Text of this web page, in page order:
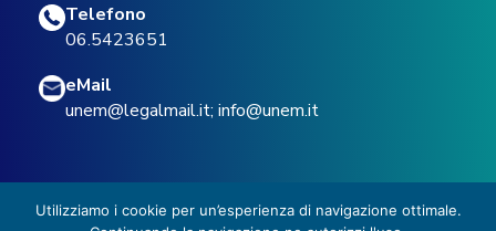
Telefono
06.5423651
eMail
unem@legalmail.it; info@unem.it
Utilizziamo i cookie per un’esperienza di navigazione ottimale.